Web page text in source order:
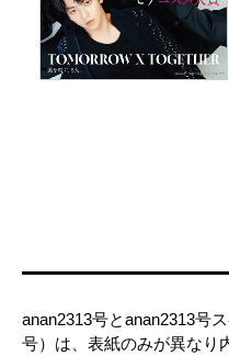
anan2313号とanan2313号
号）は、表紙のみが異なり